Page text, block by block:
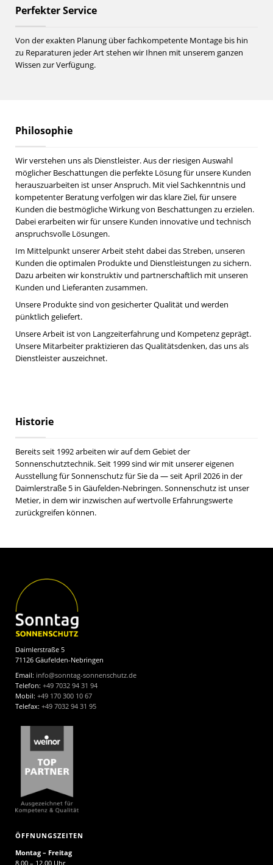
Perfekter Service
Von der exakten Planung über fachkompetente Montage bis hin
zu Reparaturen jeder Art stehen wir Ihnen mit unserem ganzen
Wissen zur Verfügung.
Philosophie
Wir verstehen uns als Dienstleister. Aus der riesigen Auswahl
möglicher Beschattungen die perfekte Lösung für unsere Kunden
herauszuarbeiten ist unser Anspruch. Mit viel Sachkenntnis und
kompetenter Beratung verfolgen wir das klare Ziel, für unsere
Kunden die bestmögliche Wirkung von Beschattungen zu erzielen.
Dabei erarbeiten wir für unsere Kunden innovative und technisch
anspruchsvolle Lösungen.
Im Mittelpunkt unserer Arbeit steht dabei das Streben, unseren
Kunden die optimalen Produkte und Dienstleistungen zu sichern.
Dazu arbeiten wir konstruktiv und partnerschaftlich mit unseren
Kunden und Lieferanten zusammen.
Unsere Produkte sind von gesicherter Qualität und werden
pünktlich geliefert.
Unsere Arbeit ist von Langzeiterfahrung und Kompetenz geprägt.
Unsere Mitarbeiter praktizieren das Qualitätsdenken, das uns als
Dienstleister auszeichnet.
Historie
Bereits seit 1992 arbeiten wir auf dem Gebiet der
Sonnenschutztechnik. Seit 1999 sind wir mit unserer eigenen
Ausstellung für Sonnenschutz für Sie da — seit April 2026 in der
Daimlerstraße 5 in Gäufelden-Nebringen. Sonnenschutz ist unser
Metier, in dem wir inzwischen auf wertvolle Erfahrungswerte
zurückgreifen können.
Daimlerstraße 5
71126 Gäufelden-Nebringen
Email: info@sonntag-sonnenschutz.de
Telefon: +49 7032 94 31 94
Mobil: +49 170 300 10 67
Telefax: +49 7032 94 31 95
ÖFFNUNGSZEITEN
Montag – Freitag
8.00 – 12.00 Uhr